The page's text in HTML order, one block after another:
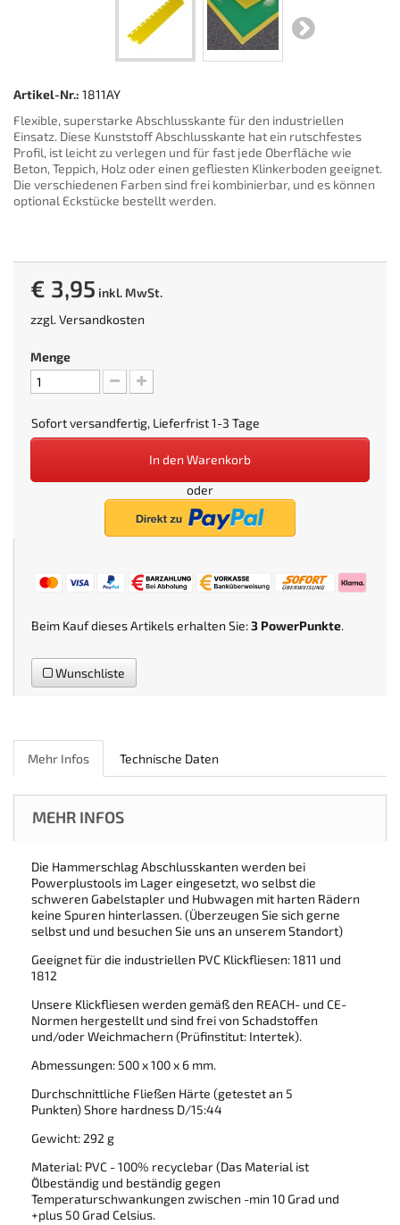
Artikel-Nr.: 1811AY
Flexible, superstarke Abschlusskante für den industriellen
Einsatz. Diese Kunststoff Abschlusskante hat ein rutschfestes
Profil, ist leicht zu verlegen und für fast jede Oberfläche wie
Beton, Teppich, Holz oder einen gefliesten Klinkerboden geeignet.
Die verschiedenen Farben sind frei kombinierbar, und es können
optional Eckstücke bestellt werden.
€ 3,95 inkl. MwSt.
zzgl.Versandkosten
Menge
Sofort versandfertig, Lieferfrist 1-3 Tage
In den Warenkorb
oder
Beim Kauf dieses Artikels erhalten Sie:3 PowerPunkte.
Wunschliste
Mehr Infos Technische Daten
MEHR INFOS
Die Hammerschlag Abschlusskanten werden bei
Powerplustools im Lager eingesetzt, wo selbst die
schweren Gabelstapler und Hubwagen mit harten Rädern
keine Spuren hinterlassen. (Überzeugen Sie sich gerne
selbst und und besuchen Sie uns an unserem Standort)
Geeignet für die industriellen PVC Klickfliesen: 1811 und
1812
Unsere Klickfliesen werden gemäß den REACH- und CE-
Normen hergestellt und sind frei von Schadstoffen
und/oder Weichmachern (Prüfinstitut: Intertek).
Abmessungen: 500 x 100 x 6 mm.
Durchschnittliche Fließen Härte (getestet an 5
Punkten) Shore hardness D/15:44
Gewicht: 292 g
Material: PVC - 100% recyclebar (Das Material ist
Ölbeständig und beständig gegen
Temperaturschwankungen zwischen -min 10 Grad und
+plus 50 Grad Celsius.